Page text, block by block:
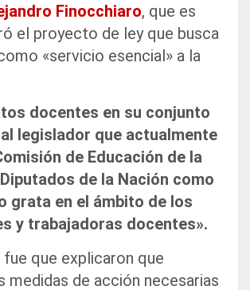
Finocchiaro, que es
el proyecto de ley que busca
«servicio esencial» a la
docentes en su conjunto
legislador que actualmente
de Educación de la
de la Nación como
grata en el ámbito de los
y trabajadoras docentes».
fue que explicaron que
medidas de acción necesarias